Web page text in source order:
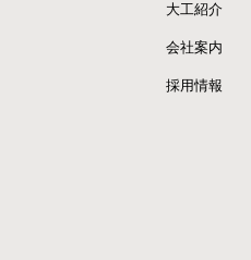
大工紹介
会社案内
採用情報